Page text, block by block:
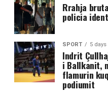
Rrahja
policia
SPORT 5 days
Indrit
i Ballkanit,
flamurin
podiumit